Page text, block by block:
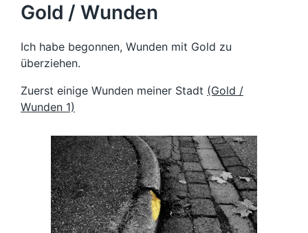
Gold / Wunden
Ich habe begonnen, Wunden mit Gold zu
überziehen.
Zuerst einige Wunden meiner Stadt (Gold /
Wunden 1)